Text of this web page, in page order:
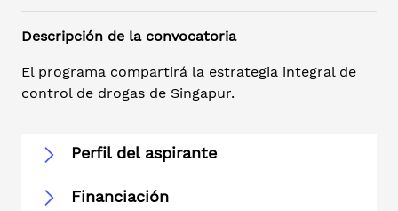
Descripción de la convocatoria
El programa compartirá la estrategia integral de
control de drogas de Singapur.
Perfil del aspirante
Financiación